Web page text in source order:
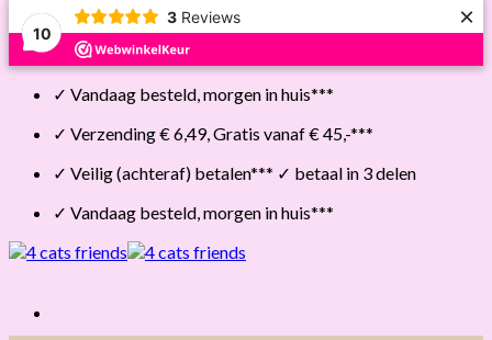
10
3 Reviews ×
Skip
✓ Vandaag besteld, morgen in huis***
✓ Verzending € 6,49, Gratis vanaf € 45,-***
✓ Veilig (achteraf) betalen*** ✓ betaal in 3 delen
✓ Vandaag besteld, morgen in huis***